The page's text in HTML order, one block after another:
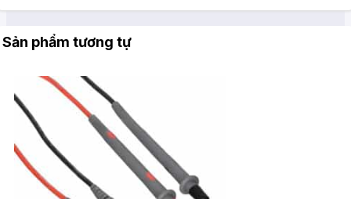
Sản phẩm tương tự